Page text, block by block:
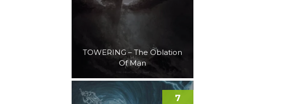
TOWERING – The Oblation
Of Man
7